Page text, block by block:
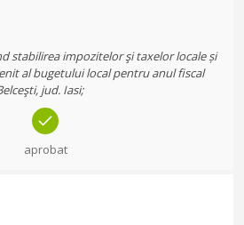
stabilirea impozitelor şi taxelor locale și
al bugetului local pentru anul fiscal
jud. Iasi;
aprobat